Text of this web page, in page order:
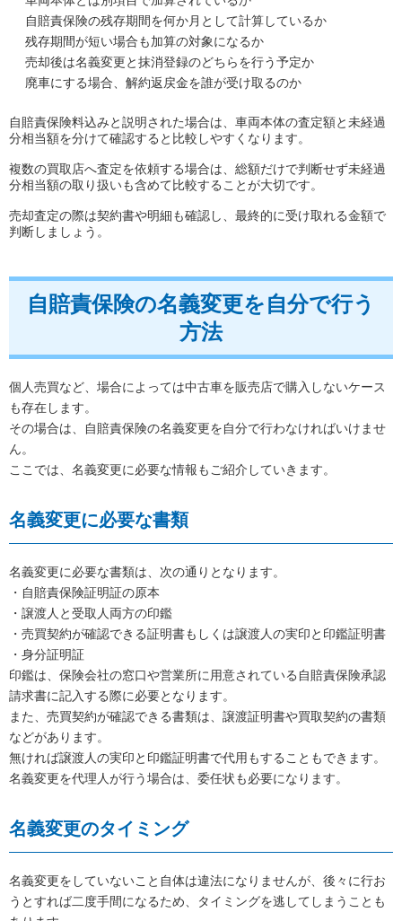
自賠責保険の残存期間を何か月として計算しているか
残存期間が短い場合も加算の対象になるか
売却後は名義変更と抹消登録のどちらを行う予定か
廃車にする場合、解約返戻金を誰が受け取るのか
自賠責保険料込みと説明された場合は、車両本体の査定額と未経過
分相当額を分けて確認すると比較しやすくなります。
複数の買取店へ査定を依頼する場合は、総額だけで判断せず未経過
分相当額の取り扱いも含めて比較することが大切です。
売却査定の際は契約書や明細も確認し、最終的に受け取れる金額で
判断しましょう。
自賠責保険の名義変更を自分で行う
方法
個人売買など、場合によっては中古車を販売店で購入しないケース
も存在します。
その場合は、自賠責保険の名義変更を自分で行わなければいけませ
ん。
ここでは、名義変更に必要な情報もご紹介していきます。
名義変更に必要な書類
名義変更に必要な書類は、次の通りとなります。
・自賠責保険証明証の原本
・譲渡人と受取人両方の印鑑
・売買契約が確認できる証明書もしくは譲渡人の実印と印鑑証明書
・身分証明証
印鑑は、保険会社の窓口や営業所に用意されている自賠責保険承認
請求書に記入する際に必要となります。
また、売買契約が確認できる書類は、譲渡証明書や買取契約の書類
などがあります。
無ければ譲渡人の実印と印鑑証明書で代用もすることもできます。
名義変更を代理人が行う場合は、委任状も必要になります。
名義変更のタイミング
名義変更をしていないこと自体は違法になりませんが、後々に行お
うとすれば二度手間になるため、タイミングを逃してしまうことも